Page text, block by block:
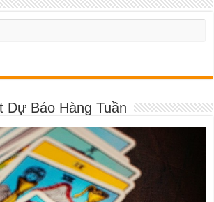
Dự Báo Hàng Tuần